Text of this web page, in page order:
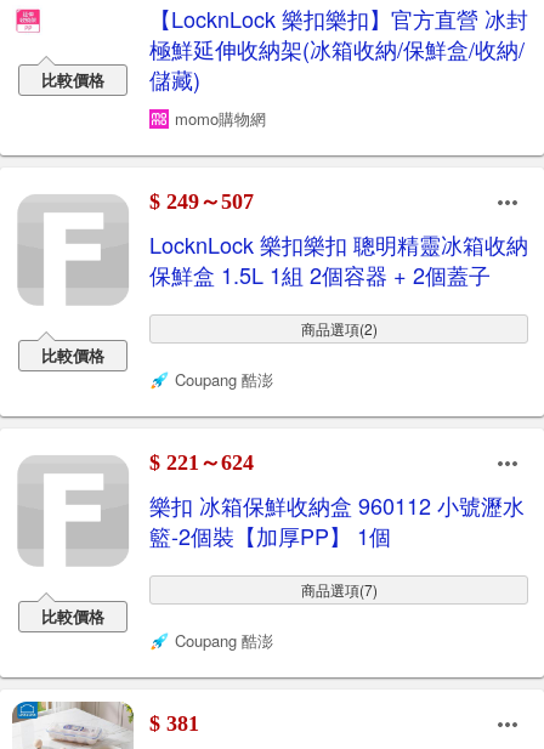
比較價格
【LocknLock 樂扣樂扣】官方直營 冰封
極鮮延伸收納架(冰箱收納/保鮮盒/收納/
儲藏)
momo購物網
比較價格
$ 249～507
LocknLock 樂扣樂扣 聰明精靈冰箱收納
保鮮盒 1.5L 1組 2個容器 + 2個蓋子
商品選項(2)
Coupang 酷澎
比較價格
$ 221～624
樂扣 冰箱保鮮收納盒 960112 小號瀝水
籃-2個裝【加厚PP】 1個
商品選項(7)
Coupang 酷澎
$ 381